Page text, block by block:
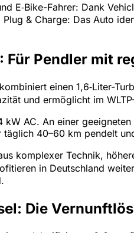
E‑Bike-Fahrer: Dank
& Charge: Das Auto
Für Pendler mit
einen 1,6‑Liter-
und ermöglicht im
kW AC. An einer
40–60 km pendelt
komplexer Technik,
in Deutschland
Die